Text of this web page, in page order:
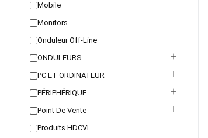
Mobile
Monitors
Onduleur Off-Line
ONDULEURS
PC ET ORDINATEUR
PÉRIPHÉRIQUE
Point De Vente
Produits HDCVI